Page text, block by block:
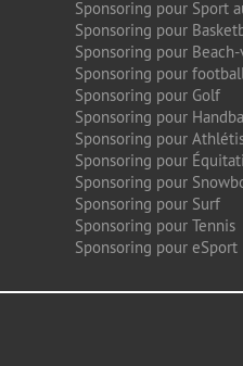
Sponsoring pour Sport
Sponsoring pour
Sponsoring pour
Sponsoring pour
Sponsoring pour Golf
Sponsoring pour
Sponsoring pour
Sponsoring pour
Sponsoring pour
Sponsoring pour Surf
Sponsoring pour Tennis
Sponsoring pour eSport